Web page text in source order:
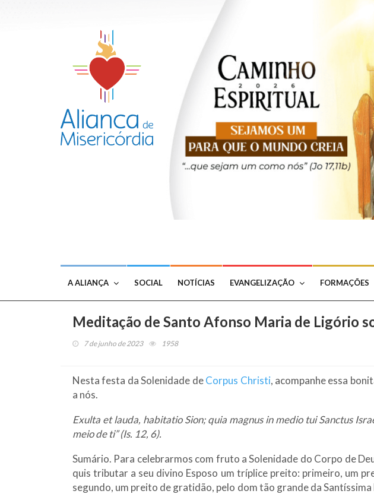
A ALIANÇA SOCIAL NOTÍCIAS EVANGELIZAÇÃO FORMAÇÕES
Meditação de Santo Afonso Maria de Ligório
7 de junho de 2023 1958
Nesta festa da Solenidade deCorpus Christi, acompanhe essa
a nós.
Exulta et lauda, habitatio Sion; quia magnus in medio tui Sanctus
meio de ti” (Is. 12, 6).
Sumário. Para celebrarmos com fruto a Solenidade do Corpo de
quis tributar a seu divino Esposo um tríplice preito: primeiro, um
segundo, um preito de gratidão, pelo dom tão grande da